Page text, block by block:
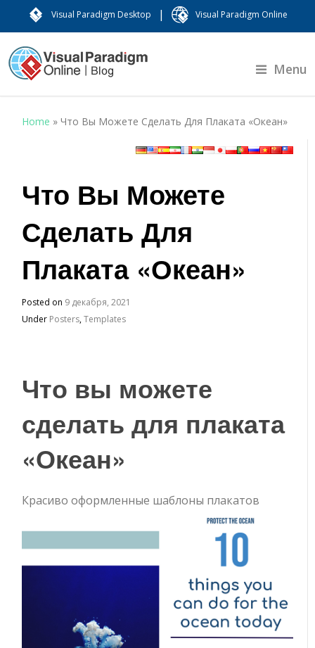
Visual Paradigm Desktop | Visual Paradigm Online
Menu
Home »Что Вы Можете Сделать Для Плаката «Океан»
Что Вы Можете
Сделать Для
Плаката «Океан»
Posted on 9 декабря, 2021
Under Posters,Templates
Что вы можете
сделать для плаката
«Океан»
Красиво оформленные шаблоны плакатов